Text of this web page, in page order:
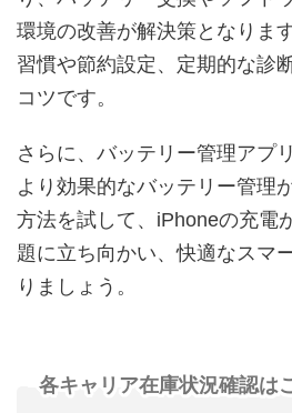
環境の改善が解決策となりま
習慣や節約設定、定期的な診
コツです。
さらに、バッテリー管理アプ
より効果的なバッテリー管理
方法を試して、iPhoneの充電
題に立ち向かい、快適なスマ
りましょう。
各キャリア在庫状況確認は